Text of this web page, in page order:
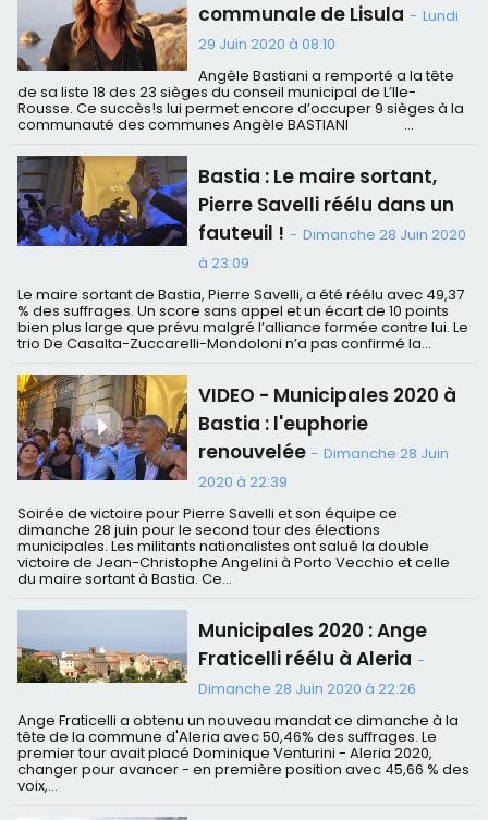
communale de Lisula - Lundi
29 Juin 2020 à 08:10
Angèle Bastiani a remporté a la tête
de sa liste 18 des 23 sièges du conseil municipal de L’Ile-
Rousse. Ce succès!s lui permet encore d’occuper 9 sièges à la
communauté des communes Angèle BASTIANI ...
Bastia : Le maire sortant,
Pierre Savelli réélu dans un
fauteuil ! - Dimanche 28 Juin 2020
à 23:09
Le maire sortant de Bastia, Pierre Savelli, a été réélu avec 49,37
% des suffrages. Un score sans appel et un écart de 10 points
bien plus large que prévu malgré l’alliance formée contre lui. Le
trio De Casalta-Zuccarelli-Mondoloni n’a pas confirmé la...
VIDEO - Municipales 2020 à
Bastia : l'euphorie
renouvelée- Dimanche 28 Juin
2020 à 22:39
Soirée de victoire pour Pierre Savelli et son équipe ce
dimanche 28 juin pour le second tour des élections
municipales. Les militants nationalistes ont salué la double
victoire de Jean-Christophe Angelini à Porto Vecchio et celle
du maire sortant à Bastia. Ce...
Municipales 2020 : Ange
Fraticelli réélu à Aleria -
Dimanche 28 Juin 2020 à 22:26
Ange Fraticelli a obtenu un nouveau mandat ce dimanche à la
tête de la commune d'Aleria avec 50,46% des suffrages. Le
premier tour avait placé Dominique Venturini - Aleria 2020,
changer pour avancer - en première position avec 45,66 % des
voix,...